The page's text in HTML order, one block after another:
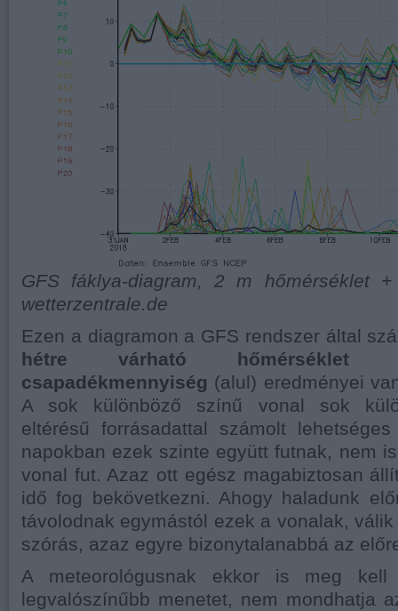
GFS fáklya-diagram, 2 m hőmérséklet
wetterzentrale.de
Ezen a diagramon a GFS rendszer által
hétre várható hőmérséklet
csapadékmennyiség (alul) eredményei
A sok különböző színű vonal sok
eltérésű forrásadattal számolt
napokban ezek szinte együtt futnak, nem
vonal fut. Azaz ott egész magabiztosan
idő fog bekövetkezni. Ahogy haladunk
távolodnak egymástól ezek a vonalak,
szórás, azaz egyre bizonytalanabbá az
A meteorológusnak ekkor is meg kell
legvalószínűbb menetet, nem mondhatja